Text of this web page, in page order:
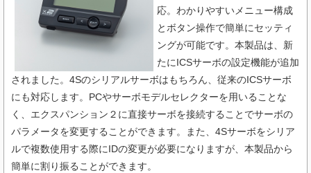
応。わかりやすいメニュー構成
とボタン操作で簡単にセッティ
ングが可能です。本製品は、新
たにICSサーボの設定機能が追加
されました。4Sのシリアルサーボはもちろん、従来のICSサーボ
にも対応します。PCやサーボモデルセレクターを⽤いることな
く、エクスパンション２に直接サーボを接続することでサーボの
パラメータを変更することができます。また、4Sサーボをシリア
ルで複数使⽤する際にIDの変更が必要になりますが、本製品から
簡単に割り振ることができます。